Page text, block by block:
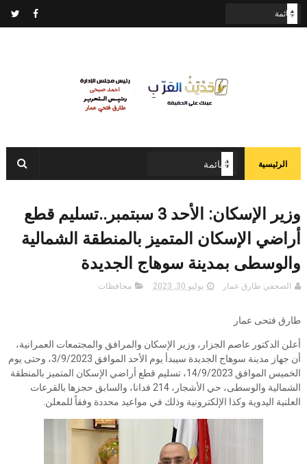
الرئيسية
وزير الإسكان: الأحد 3 سبتمبر..تسليم قطع
أراضي الإسكان المتميز بالمنطقة الشمالية
والوسطى بمدينة سوهاج الجديدة
الصحفي طارق عمار يوليو 30, 2023 محافظات
طارق فتحى عمار
أعلن الدكتور عاصم الجزار، وزير الإسكان والمرافق والمجتمعات العمرانية،
أن جهاز مدينة سوهاج الجديدة سيبدأ يوم الأحد الموافق 3/9/2023، وحتى يوم
الخميس الموافق 14/9/2023، تسليم قطع أراضي الإسكان المتميز بالمنطقة
الشمالية والوسطى، حي الأشجار، 214 فدانا، والسابق حجزها بالقرعات
العلنية اليدوية وكذا الإلكترونية وذلك في مواعيد محددة وفقاً للمعلن.